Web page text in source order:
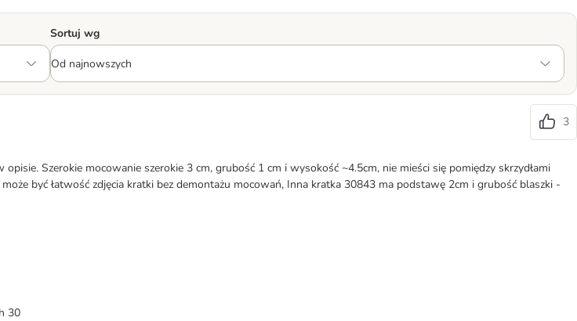
Sortuj wg
3
Szerokie mocowanie szerokie 3 cm, grubość 1 cm i wysokość ~4.5cm, nie mieści się pomiędzy skrzydłami
być łatwość zdjęcia kratki bez demontażu mocowań, Inna kratka 30843 ma podstawę 2cm i grubość blaszki -
30